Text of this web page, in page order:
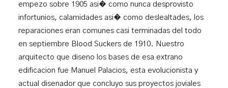
empezo sobre 1905 asi� como nunca desprovisto
infortunios, calamidades asi� como deslealtades, los
reparaciones eran comunes casi terminadas del todo
en septiembre Blood Suckers de 1910. Nuestro
arquitecto que diseno los bases de esa extrano
edificacion fue Manuel Palacios, esta evolucionista y
actual disenador que concluyo sus proyectos joviales